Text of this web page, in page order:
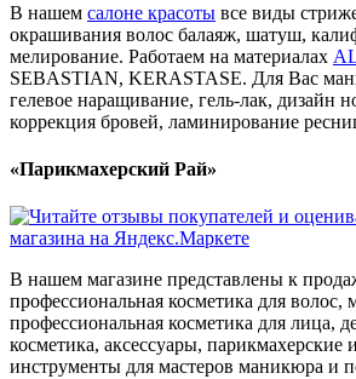
В нашем салоне красоты все виды
окрашивания волос балаяж, шатуш,
мелирование. Работаем на материалах
SEBASTIAN, KERASTASE. Для Вас
гелевое наращивание, гель-лак, дизайн
коррекция бровей, ламинирование
«Парикмахерский Рай»
В нашем магазине представлены к
профессиональная косметика для
профессиональная косметика для лица,
косметика, аксессуары, парикмахерские
инструменты для мастеров маникюра и